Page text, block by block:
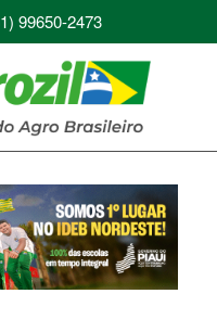
99650-2473